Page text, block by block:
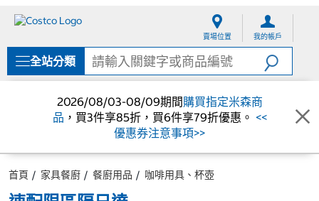
單
賣場位置 我的帳戶
全站分類
2026/08/03-08/09期間購買指定米森商
品 ，買3件享85折，買6件享79折優惠。 <<
優惠券注意事項>>
首頁 家具餐廚 餐廚用品 咖啡用具、杯壺